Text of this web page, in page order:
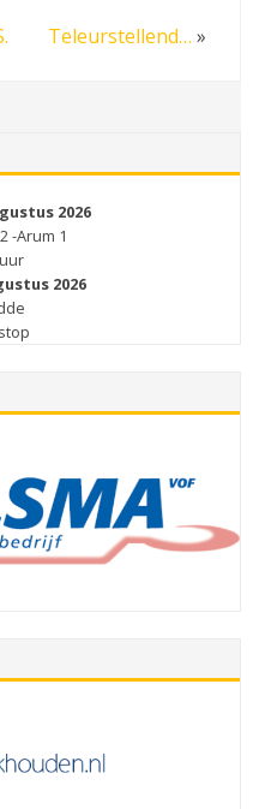
Teleurstellend… »
2026
-Arum 1
2026